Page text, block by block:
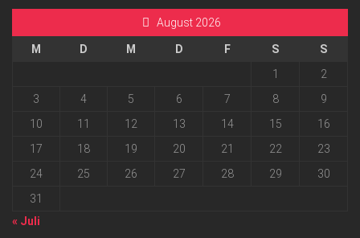
August 2026
M D M D F S
S
1
2
3
4 5 6 7 8
9
10
11 12 13 14 15
16
17
18 19 20 21 22
23
24
25 26 27 28 29
30
31
« Juli